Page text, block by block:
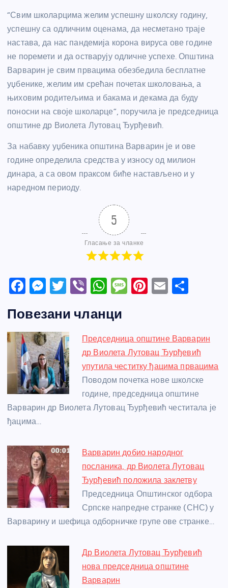
“Свим школарцима желим успешну школску годину,
успешну са одличним оценама, да несметано траје
настава, да нас пандемија корона вируса ове године
не поремети и да остварују одличне успехе. Општина
Варварин је свим првацима обезбедила бесплатне
уџбенике, желим им срећан почетак школовања, а
њиховим родитељима и бакама и декама да буду
поносни на своје школарце”, поручила је председница
општине др Виолета Лутовац Ђурђевић.
За набавку уџбеника општина Варварин је и ове
године определила средства у износу од милион
динара, а са овом праксом биће настављено и у
наредном периоду.
5
Гласање за чланке
F
c
e
b
o
o
k
M
ss
e
n
g
er
T
itt
er
Vi
er
W
at
s
A
p
p
M
a
g
e
Pi
e
st
E
e
Повезани чланци
Председница општине Варварин
др Виолета Лутовац Ђурђевић
упутила честитку ђацима првацима
Поводом почетка нове школске
године, председница општине
Варварин др Виолета Лутовац Ђурђевић честитала је
ђацима…
Варварин добио народног
посланика, др Виолета Лутовац
Ђурђевић положила заклетву
Председница Општинског одбора
Српске напредне странке (СНС) у
Варварину и шефица одборничке групе ове странке…
Др Виолета Лутовац Ђурђевић
нова председница општине
Варварин